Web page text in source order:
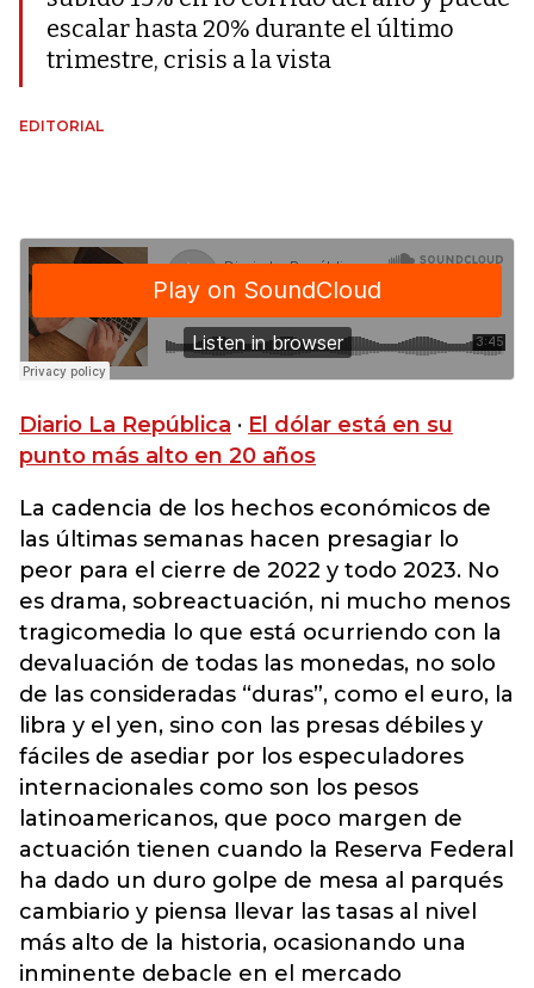
escalar hasta 20% durante el último
trimestre, crisis a la vista
EDITORIAL
Diario La República · El dólar está en su
punto más alto en 20 años
La cadencia de los hechos económicos de
las últimas semanas hacen presagiar lo
peor para el cierre de 2022 y todo 2023. No
es drama, sobreactuación, ni mucho menos
tragicomedia lo que está ocurriendo con la
devaluación de todas las monedas, no solo
de las consideradas “duras”, como el euro, la
libra y el yen, sino con las presas débiles y
fáciles de asediar por los especuladores
internacionales como son los pesos
latinoamericanos, que poco margen de
actuación tienen cuando la Reserva Federal
ha dado un duro golpe de mesa al parqués
cambiario y piensa llevar las tasas al nivel
más alto de la historia, ocasionando una
inminente debacle en el mercado